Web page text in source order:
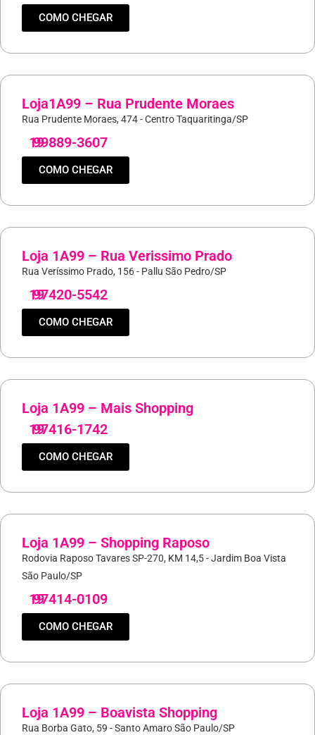
COMO CHEGAR
Loja1A99 – Rua Prudente Moraes
Rua Prudente Moraes, 474 - Centro Taquaritinga/SP
19
99889-3607
COMO CHEGAR
Loja 1A99 – Rua Verissimo Prado
Rua Veríssimo Prado, 156 - Pallu São Pedro/SP
19
97420-5542
COMO CHEGAR
Loja 1A99 – Mais Shopping
19
97416-1742
COMO CHEGAR
Loja 1A99 – Shopping Raposo
Rodovia Raposo Tavares SP-270, KM 14,5 - Jardim Boa Vista
São Paulo/SP
19
97414-0109
COMO CHEGAR
Loja 1A99 – Boavista Shopping
Rua Borba Gato, 59 - Santo Amaro São Paulo/SP